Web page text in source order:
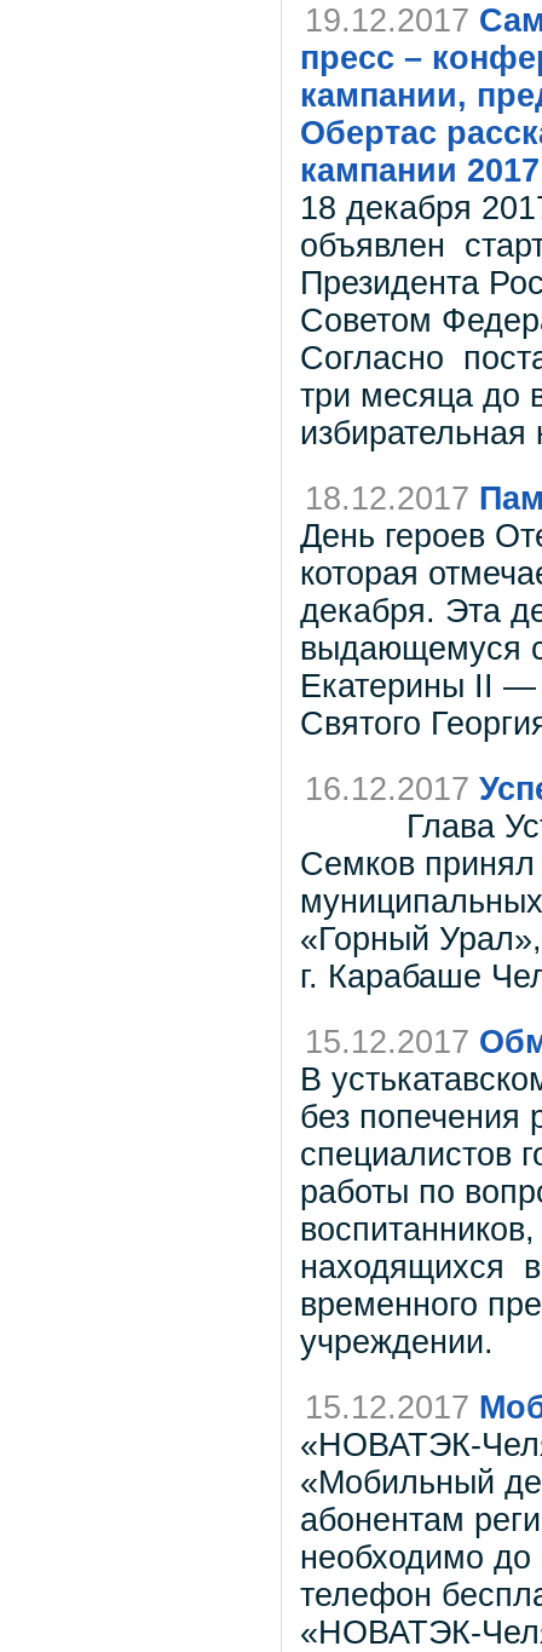
19.12.2017
пресс –
кампании,
Обертас
кампании
18 декабря
объявлен
Президента
Советом
Согласно
три месяца до
18.12.2017
День героев
которая
декабря. Эта
выдающемуся
Екатерины II —
Святого
16.12.2017
Глава Усть-
Семков
муниципальных
«Горный
г. Карабаше
15.12.2017
В
без попечения
специалистов
работы по
находящихся в
временного
учреждении.
15.12.2017
«НОВАТЭК-
«Мобильный
абонентам
необходимо до
телефон
«НОВАТЭК-